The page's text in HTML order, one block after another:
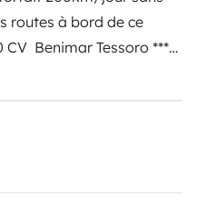
routes à bord de ce
Benimar Tessoro *****
sa batterie lithium de
internet et de son